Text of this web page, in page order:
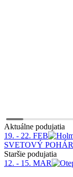
Aktuálne podujatia
19. - 22. FEB
SVETOVÝ POHÁR
Staršie podujatia
12. - 15. MAR